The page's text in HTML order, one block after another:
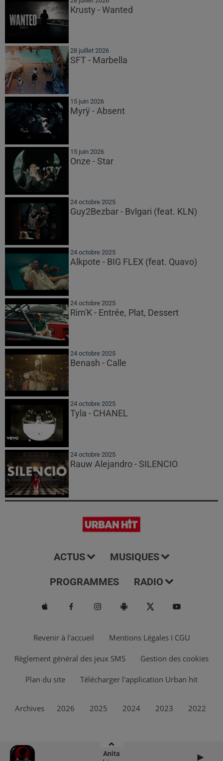
Anita
Krusty - Wanted
28 juillet 2026
SFT - Marbella
15 juin 2026
Myrÿ - Absent
15 juin 2026
Onze - Star
24 octobre 2025
Guy2Bezbar - Bvlgari (feat. KLN)
24 octobre 2025
Alkpote - BIG FLEX (feat. Quavo)
24 octobre 2025
Rim'K - Entrée, Plat, Dessert
24 octobre 2025
Benash - Calle
24 octobre 2025
Tyla - CHANEL
24 octobre 2025
Rauw Alejandro - SILENCIO
ACTUS MUSIQUES
PROGRAMMES RADIO
Revenir à l'accueil Mentions Légales I CGU
Règlement général des jeux SMS Gestion des cookies
Plan du site Télécharger l'application Urban hit
Archives 2026 2025 2024 2023 2022